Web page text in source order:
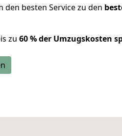
besten Service zu den
zu 60 % der Umzugskosten